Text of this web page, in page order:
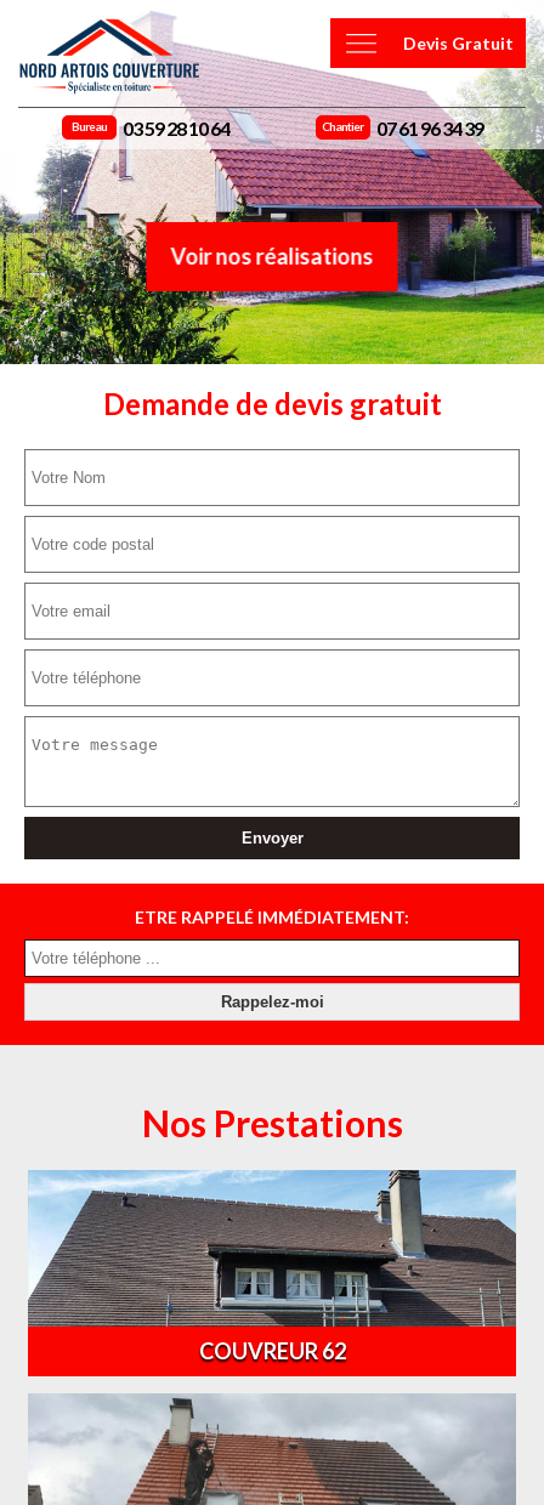
Devis Gratuit
Bureau 03 59 28 10 64 Chantier 07 61 96 34 39
Voir nos réalisations
Demande de devis gratuit
ETRE RAPPELÉ IMMÉDIATEMENT:
Nos Prestations
COUVREUR 62